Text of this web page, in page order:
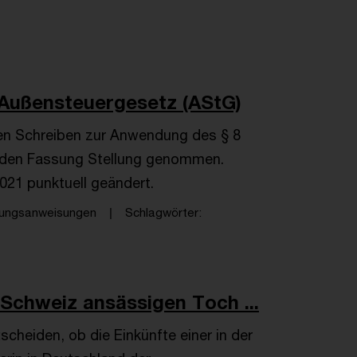
(AStG)
Schreiben zur Anwendung des § 8
Fassung Stellung genommen.
punktuell geändert.
Schlagwörter
ansässigen Toch ...
ob die Einkünfte einer in der